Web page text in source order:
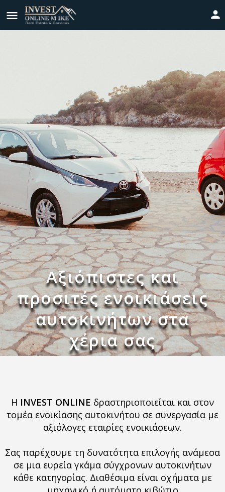
Αξιόπιστες και
προσιτές ενοικιάσεις
αυτοκινήτων στα
χέρια σας
H INVEST ONLINE δραστηριοποιείται και στον
τομέα ενοικίασης αυτοκινήτου σε συνεργασία με
αξιόλογες εταιρίες ενοικιάσεων.
Σας παρέχουμε τη δυνατότητα επιλογής ανάμεσα
σε μια ευρεία γκάμα σύγχρονων αυτοκινήτων
κάθε κατηγορίας. Διαθέσιμα είναι οχήματα με